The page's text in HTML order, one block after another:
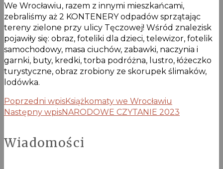
We Wrocławiu, razem z innymi mieszkańcami,
zebraliśmy aż 2 KONTENERY odpadów sprzątając
tereny zielone przy ulicy Tęczowej! Wśród znalezisk
pojawiły się: obraz, foteliki dla dzieci, telewizor, fotelik
samochodowy, masa ciuchów, zabawki, naczynia i
garnki, buty, kredki, torba podróżna, lustro, łóżeczko
turystyczne, obraz zrobiony ze skorupek ślimaków,
lodówka.
Poprzedni wpisKsiążkomaty we Wrocławiu
Następny wpisNARODOWE CZYTANIE 2023
Wiadomości